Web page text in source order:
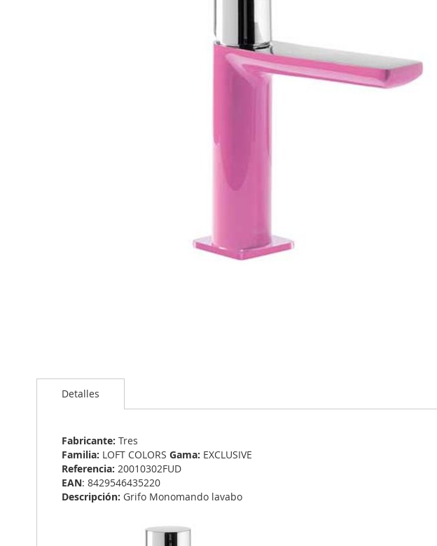
al
comienzo
galería
imágenes
Detalles
Fabricante: Tres
Familia: LOFT COLORS Gama: EXCLUSIVE
Referencia: 20010302FUD
EAN: 8429546435220
Descripción: Grifo Monomando lavabo